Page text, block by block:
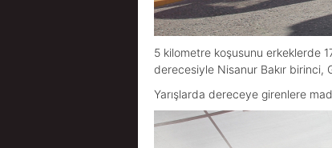
5 kilometre koşusunu erkeklerde
derecesiyle Nisanur Bakır birinci,
Yarışlarda dereceye girenlere